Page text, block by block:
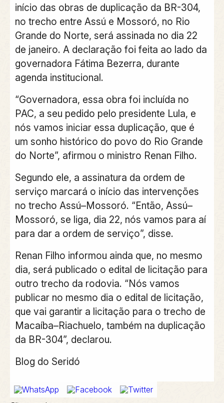
início das obras de duplicação da BR-304,
no trecho entre Assú e Mossoró, no Rio
Grande do Norte, será assinada no dia 22
de janeiro. A declaração foi feita ao lado da
governadora Fátima Bezerra, durante
agenda institucional.
“Governadora, essa obra foi incluída no
PAC, a seu pedido pelo presidente Lula, e
nós vamos iniciar essa duplicação, que é
um sonho histórico do povo do Rio Grande
do Norte”, afirmou o ministro Renan Filho.
Segundo ele, a assinatura da ordem de
serviço marcará o início das intervenções
no trecho Assú–Mossoró. “Então, Assú–
Mossoró, se liga, dia 22, nós vamos para aí
para dar a ordem de serviço”, disse.
Renan Filho informou ainda que, no mesmo
dia, será publicado o edital de licitação para
outro trecho da rodovia. “Nós vamos
publicar no mesmo dia o edital de licitação,
que vai garantir a licitação para o trecho de
Macaíba–Riachuelo, também na duplicação
da BR-304”, declarou.
Blog do Seridó